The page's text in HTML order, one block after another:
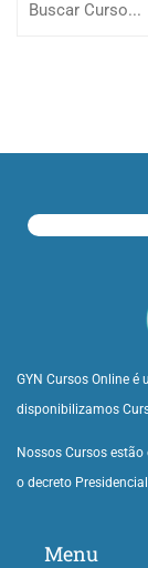
GYN Cursos Online
disponibilizamos
Nossos Cursos
o decreto
Menu